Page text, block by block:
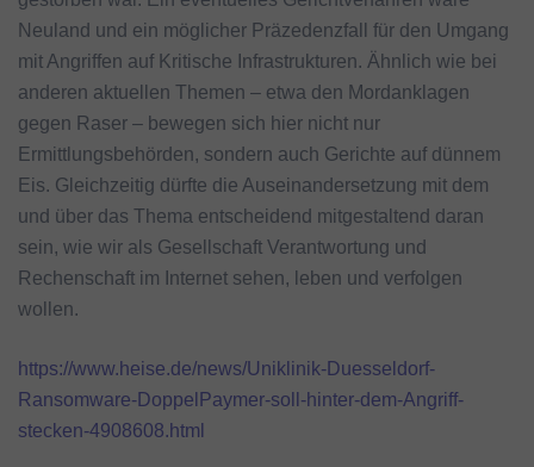
Neuland und ein möglicher Präzedenzfall für den Umgang
mit Angriffen auf Kritische Infrastrukturen. Ähnlich wie bei
anderen aktuellen Themen – etwa den Mordanklagen
gegen Raser – bewegen sich hier nicht nur
Ermittlungsbehörden, sondern auch Gerichte auf dünnem
Eis. Gleichzeitig dürfte die Auseinandersetzung mit dem
und über das Thema entscheidend mitgestaltend daran
sein, wie wir als Gesellschaft Verantwortung und
Rechenschaft im Internet sehen, leben und verfolgen
wollen.
https://www.heise.de/news/Uniklinik-Duesseldorf-
Ransomware-DoppelPaymer-soll-hinter-dem-Angriff-
stecken-4908608.html